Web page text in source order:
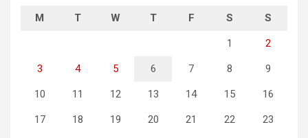
M T W T F S S
1 2
3 4 5 6 7 8 9
10 11 12 13 14 15 16
17 18 19 20 21 22 23